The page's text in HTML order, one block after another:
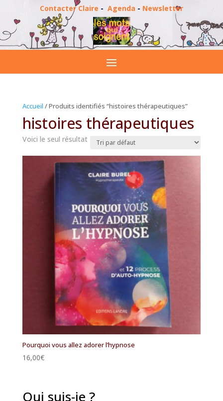
Contacter Claire - Agenda - Newsletter
Accueil / Produits identifiés “histoires thérapeutiques”
histoires thérapeutiques
Voici le seul résultat
Pourquoi vous allez adorer l’hypnose
16,00€
Qui suis-je ?